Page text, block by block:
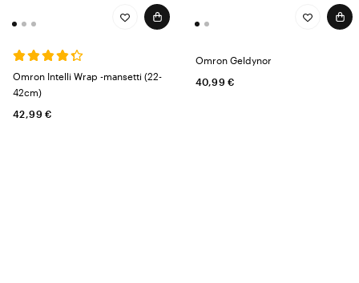
Omron Intelli Wrap -mansetti (22-
42cm)
42,99 €
Omron Geldynor
40,99 €